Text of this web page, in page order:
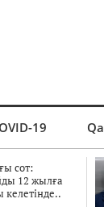
19
сот:
12 жылға
келетінде..